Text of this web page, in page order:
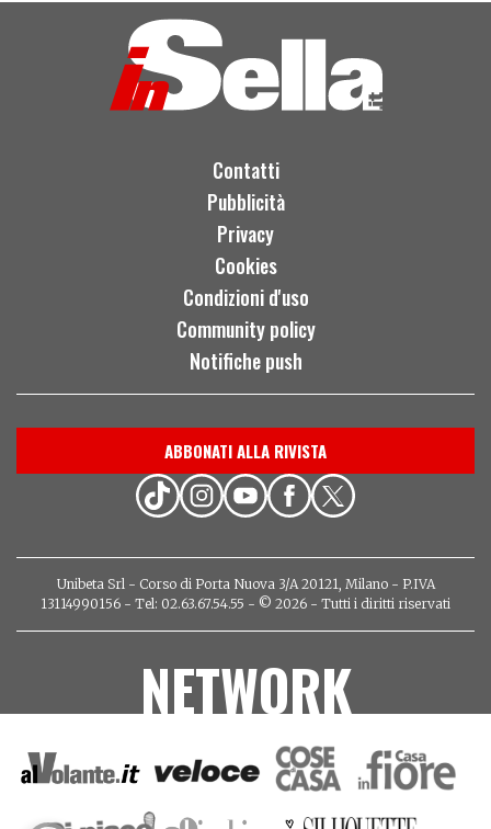
Contatti
Pubblicità
Privacy
Cookies
Condizioni d'uso
Community policy
Notifiche push
ABBONATI ALLA RIVISTA
Unibeta Srl - Corso di Porta Nuova 3/A 20121, Milano - P.IVA
13114990156 - Tel: 02.63.67.54.55 - © 2026 - Tutti i diritti riservati
NETWORK